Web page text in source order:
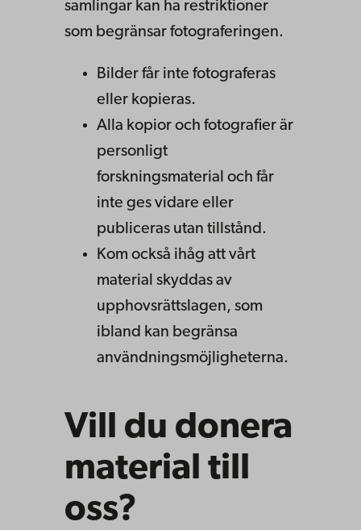
samlingar kan ha restriktioner
som begränsar fotograferingen.
Bilder får inte fotograferas
eller kopieras.
Alla kopior och fotografier är
personligt
forskningsmaterial och får
inte ges vidare eller
publiceras utan tillstånd.
Kom också ihåg att vårt
material skyddas av
upphovsrättslagen, som
ibland kan begränsa
användningsmöjligheterna.
Vill du donera
material till
oss?